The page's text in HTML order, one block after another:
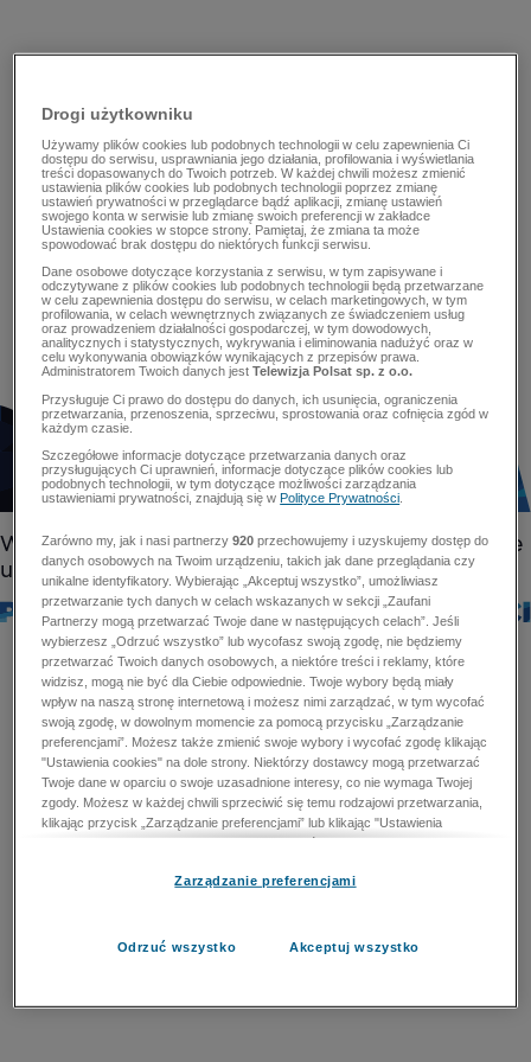
Drogi użytkowniku
Używamy plików cookies lub podobnych technologii w celu zapewnienia Ci
dostępu do serwisu, usprawniania jego działania, profilowania i wyświetlania
treści dopasowanych do Twoich potrzeb. W każdej chwili możesz zmienić
ustawienia plików cookies lub podobnych technologii poprzez zmianę
ustawień prywatności w przeglądarce bądź aplikacji, zmianę ustawień
swojego konta w serwisie lub zmianę swoich preferencji w zakładce
Ustawienia cookies w stopce strony. Pamiętaj, że zmiana ta może
spowodować brak dostępu do niektórych funkcji serwisu.
Dane osobowe dotyczące korzystania z serwisu, w tym zapisywane i
odczytywane z plików cookies lub podobnych technologii będą przetwarzane
w celu zapewnienia dostępu do serwisu, w celach marketingowych, w tym
profilowania, w celach wewnętrznych związanych ze świadczeniem usług
oraz prowadzeniem działalności gospodarczej, w tym dowodowych,
analitycznych i statystycznych, wykrywania i eliminowania nadużyć oraz w
celu wykonywania obowiązków wynikających z przepisów prawa.
Administratorem Twoich danych jestTelewizja Polsat sp. z o.o.
Przysługuje Ci prawo do dostępu do danych, ich usunięcia, ograniczenia
przetwarzania, przenoszenia, sprzeciwu, sprostowania oraz cofnięcia zgód w
każdym czasie.
Szczegółowe informacje dotyczące przetwarzania danych oraz
przysługujących Ci uprawnień, informacje dotyczące plików cookies lub
podobnych technologii, w tym dotyczące możliwości zarządzania
ustawieniami prywatności, znajdują się wPolityce Prywatności
Zarówno my, jak i nasi partnerzy920 przechowujemy i uzyskujemy dostęp do
danych osobowych na Twoim urządzeniu, takich jak dane przeglądania czy
unikalne identyfikatory. Wybierając „Akceptuj wszystko”, umożliwiasz
przetwarzanie tych danych w celach wskazanych w sekcji „Zaufani
Partnerzy mogą przetwarzać Twoje dane w następujących celach”. Jeśli
wybierzesz „Odrzuć wszystko” lub wycofasz swoją zgodę, nie będziemy
przetwarzać Twoich danych osobowych, a niektóre treści i reklamy, które
widzisz, mogą nie być dla Ciebie odpowiednie. Twoje wybory będą miały
wpływ na naszą stronę internetową i możesz nimi zarządzać, w tym wycofać
swoją zgodę, w dowolnym momencie za pomocą przycisku „Zarządzanie
preferencjami”. Możesz także zmienić swoje wybory i wycofać zgodę klikając
"Ustawienia cookies" na dole strony. Niektórzy dostawcy mogą przetwarzać
Twoje dane w oparciu o swoje uzasadnione interesy, co nie wymaga Twojej
zgody. Możesz w każdej chwili sprzeciwić się temu rodzajowi przetwarzania,
klikając przycisk „Zarządzanie preferencjami” lub klikając "Ustawienia
cookies" na dole strony. Nie możesz sprzeciwić się przetwarzaniu przez
zapobiegania oszustwom i naprawiania błędów, a w tym celu mogą zostać
przetwarzaniu danych osobowych w celu dostarczania i prezentacji reklam i
Zarządzanie preferencjami
Odrzuć wszystko Akceptuj wszystko